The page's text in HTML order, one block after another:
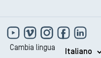
Cambia lingua